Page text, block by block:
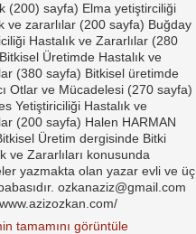
(200) sayfa) Elma yetiştirciliği
ve zararlılar (200 sayfa) Buğday
Hastalık ve Zararlılar (280
Üretimde Hastalık ve
(380 sayfa) Bitkisel üretimde
Otlar ve Mücadelesi (270 sayfa)
Yetiştiriciliği Hastalık ve
(200 sayfa) Halen HARMAN
Üretim dergisinde Bitki
ve Zararlıları konusunda
yazmakta olan yazar evli ve üç
ozkanaziz@gmail.com
tamamını görüntüle